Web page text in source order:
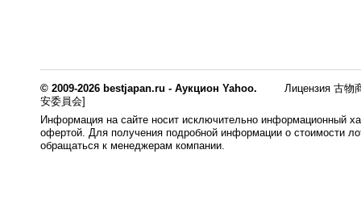
© 2009-2026 bestjapan.ru - Аукцион Yahoo.
Лицензия 古物
安委員会]
Информация на сайте носит исключительно информационный
офертой. Для получения подробной информации о стоимости
обращаться к менеджерам компании.